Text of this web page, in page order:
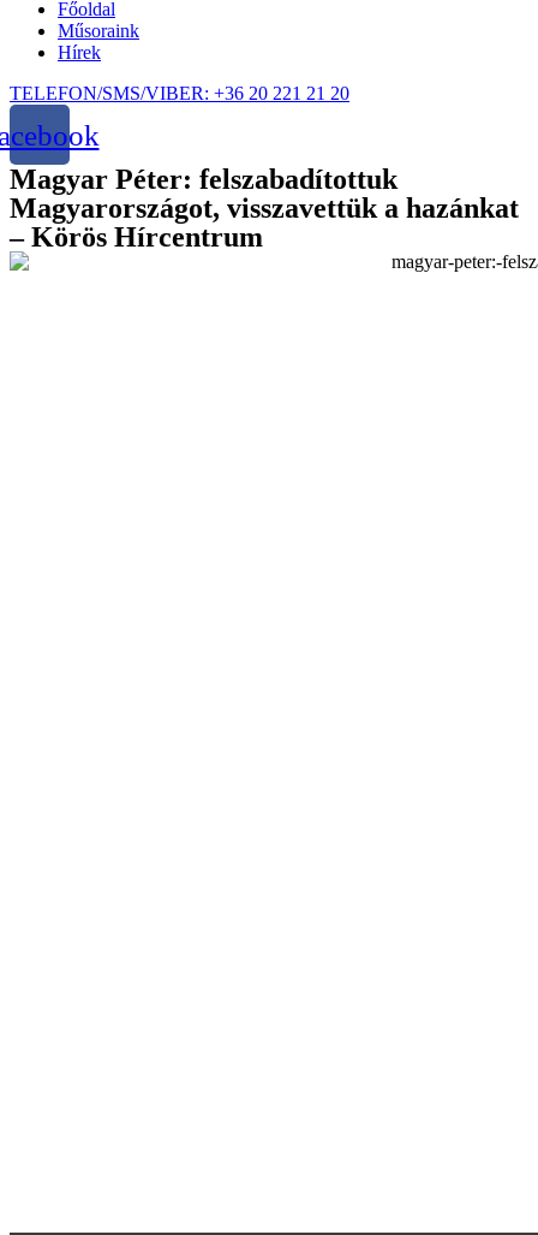
Főoldal
Műsoraink
Hírek
TELEFON/SMS/VIBER: +36 20 221 21 20
Magyar Péter: felszabadítottuk
Magyarországot, visszavettük a hazánkat
– Körös Hírcentrum